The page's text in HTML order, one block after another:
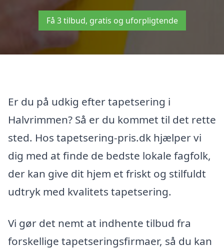
Få 3 tilbud, gratis og uforpligtende
Er du på udkig efter tapetsering i
Halvrimmen? Så er du kommet til det rette
sted. Hos tapetsering-pris.dk hjælper vi
dig med at finde de bedste lokale fagfolk,
der kan give dit hjem et friskt og stilfuldt
udtryk med kvalitets tapetsering.
Vi gør det nemt at indhente tilbud fra
forskellige tapetseringsfirmaer, så du kan